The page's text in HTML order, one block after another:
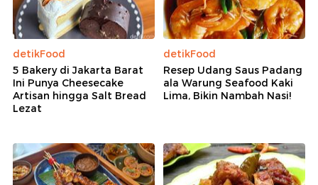
detikFood
5 Bakery di Jakarta Barat
Ini Punya Cheesecake
Artisan hingga Salt Bread
Lezat
detikFood
Resep Udang Saus Padang
ala Warung Seafood Kaki
Lima, Bikin Nambah Nasi!